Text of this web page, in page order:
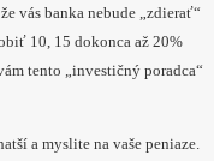
vás banka nebude „zdierať“
10, 15 dokonca až 20%
tento „investičný poradca“
a myslite na vaše peniaze.